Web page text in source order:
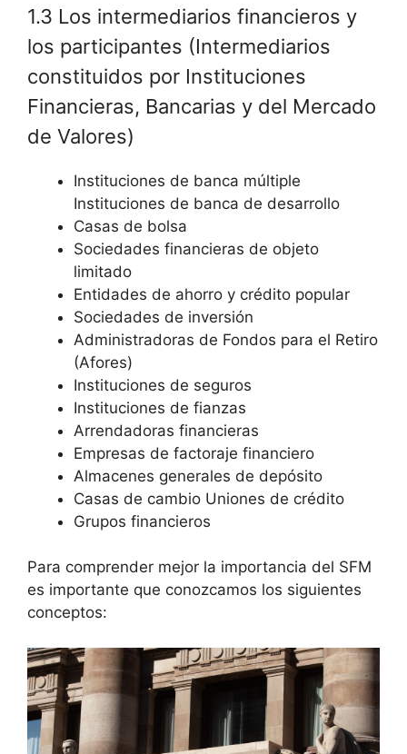
1.3 Los intermediarios financieros y
los participantes (Intermediarios
constituidos por Instituciones
Financieras, Bancarias y del Mercado
de Valores)
Instituciones de banca múltiple
Instituciones de banca de desarrollo
Casas de bolsa
Sociedades financieras de objeto
limitado
Entidades de ahorro y crédito popular
Sociedades de inversión
Administradoras de Fondos para el Retiro
(Afores)
Instituciones de seguros
Instituciones de fianzas
Arrendadoras financieras
Empresas de factoraje financiero
Almacenes generales de depósito
Casas de cambio Uniones de crédito
Grupos financieros
Para comprender mejor la importancia del SFM
es importante que conozcamos los siguientes
conceptos: